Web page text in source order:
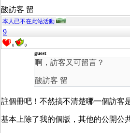
酸訪客 留
本人已不在此站活動
9
0 0
guest
啊，訪客又可留言？
酸訪客 留
註個冊吧！不然搞不清楚哪一個訪客
基本上除了我的個版，其他的公開公